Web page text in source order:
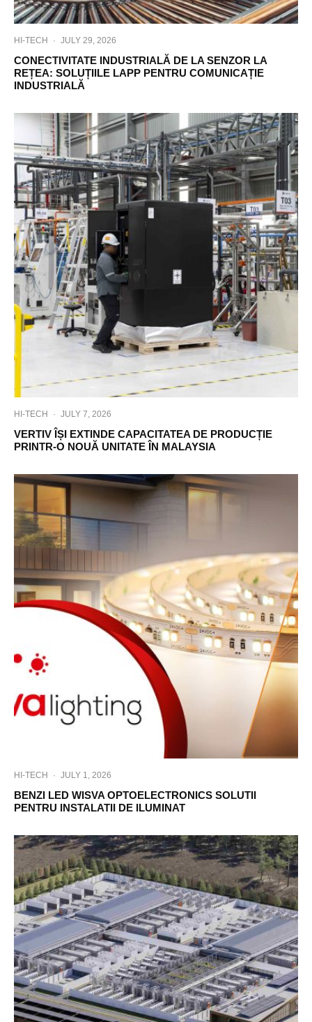
HI-TECH · JULY 29, 2026
CONECTIVITATE INDUSTRIALĂ DE LA SENZOR LA
REȚEA: SOLUȚIILE LAPP PENTRU COMUNICAȚIE
INDUSTRIALĂ
HI-TECH · JULY 7, 2026
VERTIV ÎȘI EXTINDE CAPACITATEA DE PRODUCȚIE
PRINTR-O NOUĂ UNITATE ÎN MALAYSIA
HI-TECH · JULY 1, 2026
BENZI LED WISVA OPTOELECTRONICS SOLUTII
PENTRU INSTALATII DE ILUMINAT